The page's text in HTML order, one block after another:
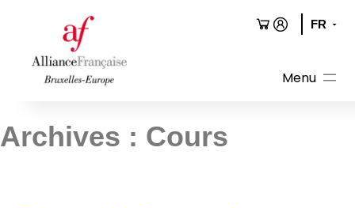
contenu
Archives : Cours